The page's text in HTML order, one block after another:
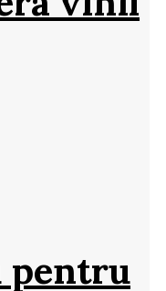
pentru